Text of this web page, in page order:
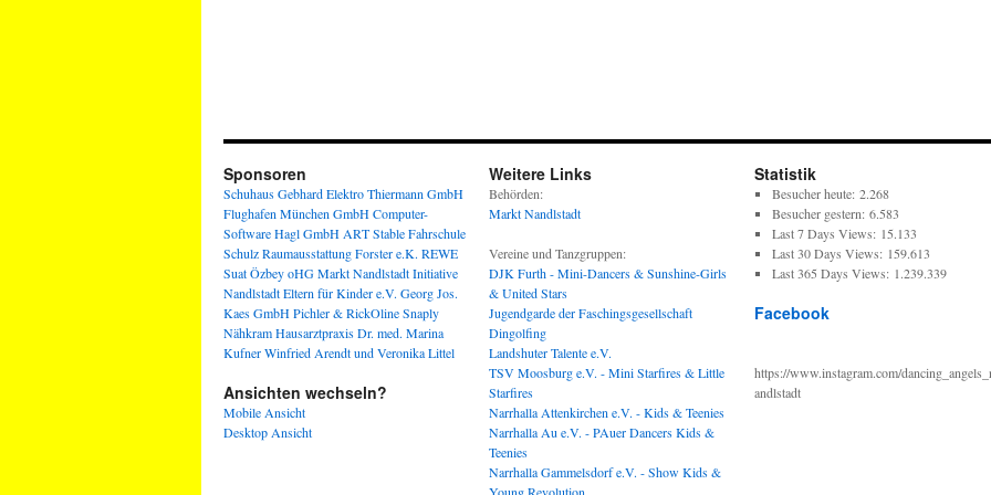
Sponsoren
Schuhaus GebhardElektro Thiermann GmbH
Flughafen München GmbHComputer-
Software Hagl GmbH ART StableFahrschule
SchulzRaumausstattung Forster e.K. REWE
Suat Özbey oHGMarkt NandlstadtInitiative
Nandlstadt Eltern für Kinder e.V. Georg Jos.
Kaes GmbHPichler & RickOlineSnaply
NähkramHausarztpraxis Dr. med. Marina
KufnerWinfried Arendt und Veronika Littel
Ansichten wechseln?
Mobile Ansicht
Desktop Ansicht
Weitere Links
Behörden:
Markt Nandlstadt
Vereine und Tanzgruppen:
DJK Furth - Mini-Dancers & Sunshine-Girls
& United Stars
Jugendgarde der Faschingsgesellschaft
Dingolfing
Landshuter Talente e.V.
TSV Moosburg e.V. - Mini Starfires & Little
Starfires
Narrhalla Attenkirchen e.V. - Kids & Teenies
Narrhalla Au e.V. - PAuer Dancers Kids &
Teenies
Narrhalla Gammelsdorf e.V. - Show Kids &
Young Revolution
Statistik
Besucher heute: 2.268
Besucher gestern: 6.583
Last 7 Days Views: 15.133
Last 30 Days Views: 159.613
Last 365 Days Views: 1.239.339
Facebook
https://www.instagram.com/
andlstadt